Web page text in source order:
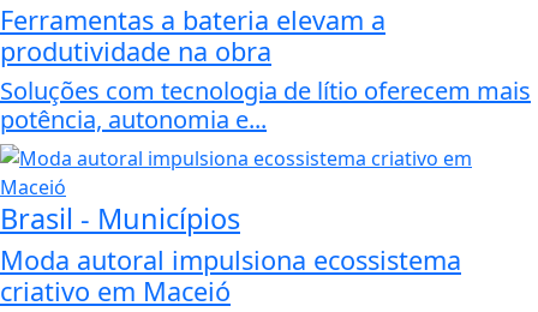
Ferramentas a bateria elevam a
produtividade na obra
Soluções com tecnologia de lítio oferecem mais
potência, autonomia e...
Brasil - Municípios
Moda autoral impulsiona ecossistema
criativo em Maceió